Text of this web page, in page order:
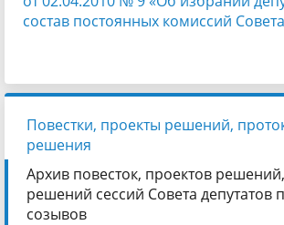
состав постоянных комиссий
Повестки, проекты решений,
решения
Архив повесток, проектов
решений сессий Совета депутатов
созывов